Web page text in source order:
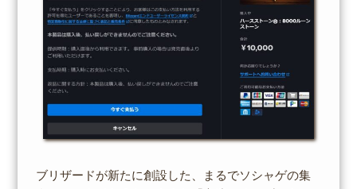
ブリザードが新たに創設した、まるでソシャゲの集